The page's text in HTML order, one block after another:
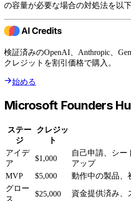
の容量が必要な場合の対処法を以
検証済みのOpenAI、Anthropic、
クレジットを割引価格で購入。
始める
Microsoft Founders
ステー
ジ
クレジッ
ト
アイデ
ア
$1,000
自己申請、シー
アップ
MVP
$5,000
動作中の製品、
グロー
ス
$25,000 資金提供済み、